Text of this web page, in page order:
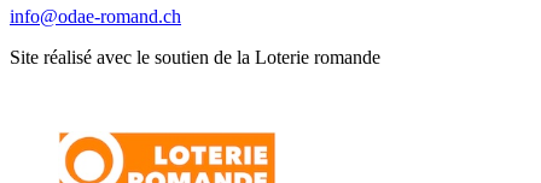
info@odae-romand.ch
Site réalisé avec le soutien de la Loterie romande